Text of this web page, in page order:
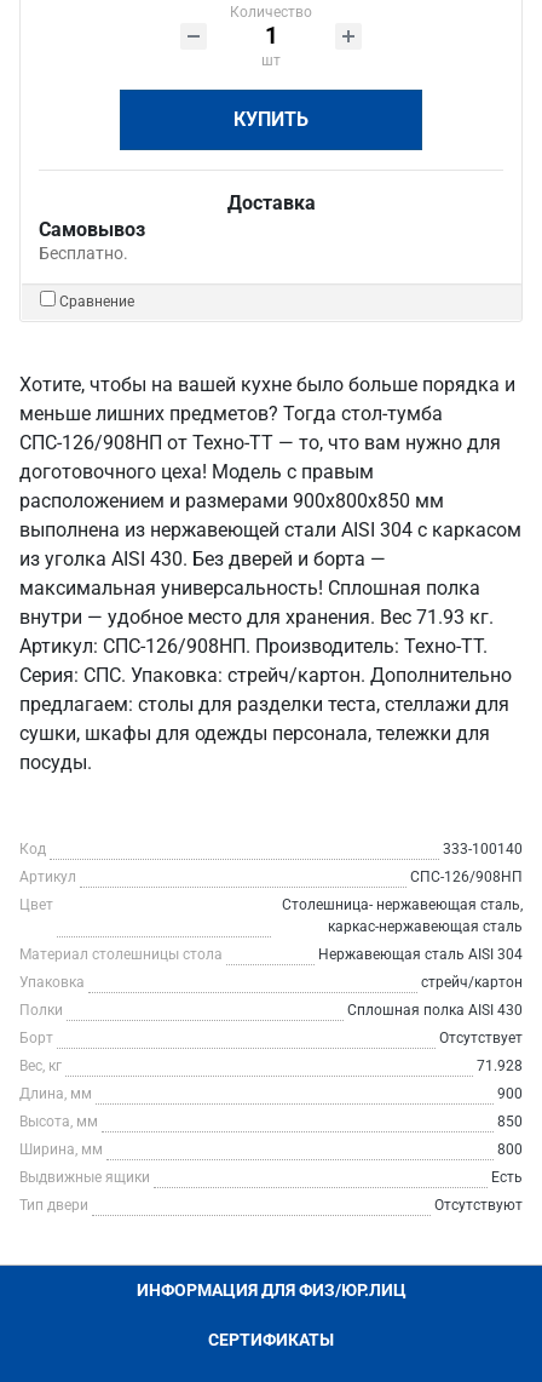
Количество
шт
КУПИТЬ
Доставка
Самовывоз
Бесплатно.
Сравнение
Хотите, чтобы на вашей кухне было больше порядка и
меньше лишних предметов? Тогда стол-тумба
СПС-126/908НП от Техно-ТТ — то, что вам нужно для
доготовочного цеха! Модель с правым
расположением и размерами 900x800x850 мм
выполнена из нержавеющей стали AISI 304 с каркасом
из уголка AISI 430. Без дверей и борта —
максимальная универсальность! Сплошная полка
внутри — удобное место для хранения. Вес 71.93 кг.
Артикул: СПС-126/908НП. Производитель: Техно-ТТ.
Серия: СПС. Упаковка: стрейч/картон. Дополнительно
предлагаем: столы для разделки теста, стеллажи для
сушки, шкафы для одежды персонала, тележки для
посуды.
Код
333-100140
Артикул
СПС-126/908НП
Цвет
Столешница- нержавеющая сталь,
каркас-нержавеющая сталь
Материал столешницы стола
Нержавеющая сталь AISI 304
Упаковка
стрейч/картон
Полки
Сплошная полка AISI 430
Борт
Отсутствует
Вес, кг
71.928
Длина, мм
900
Высота, мм
850
Ширина, мм
800
Выдвижные ящики
Есть
Тип двери
Отсутствуют
ИНФОРМАЦИЯ ДЛЯ ФИЗ/ЮР.ЛИЦ
СЕРТИФИКАТЫ